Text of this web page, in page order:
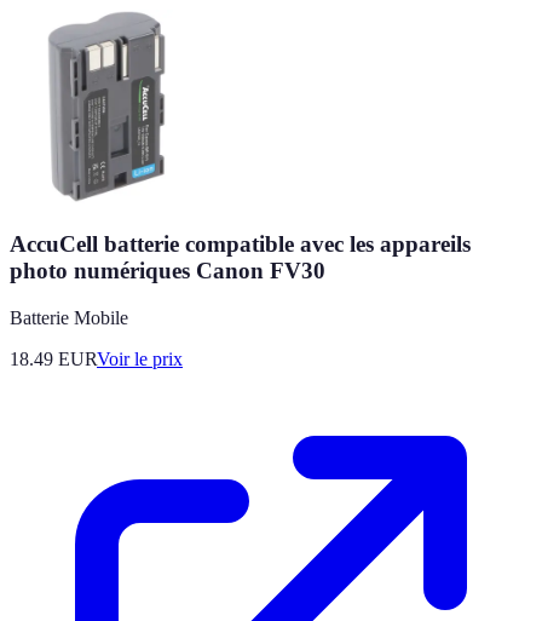
AccuCell batterie compatible avec les appareils
photo numériques Canon FV30
Batterie Mobile
18.49 EURVoir le prix